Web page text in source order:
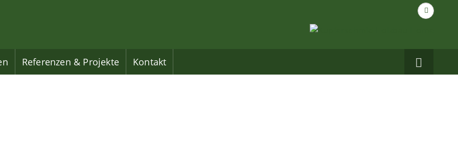
Suche
nach...
Referenzen & Projekte Kontakt
auf